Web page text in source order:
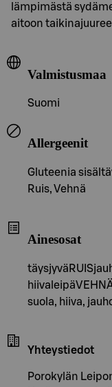
lämpimästä
aitoon
Valmistusmaa
Suomi
Allergeenit
Gluteenia
Ruis, Vehnä
Ainesosat
suola, hiiva,
Yhteystiedot
Porokylän